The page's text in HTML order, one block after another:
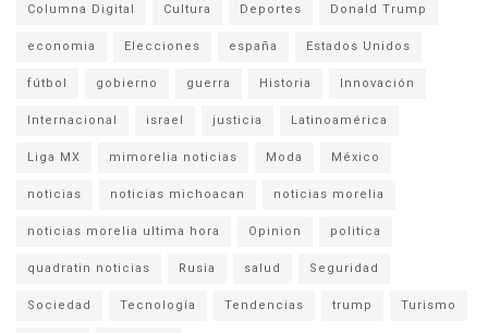
Columna Digital Cultura Deportes Donald Trump
economia Elecciones españa Estados Unidos
fútbol gobierno guerra Historia Innovación
Internacional israel justicia Latinoamérica
Liga MX mimorelia noticias Moda México
noticias noticias michoacan noticias morelia
noticias morelia ultima hora Opinion politica
quadratin noticias Rusia salud Seguridad
Sociedad Tecnología Tendencias trump Turismo